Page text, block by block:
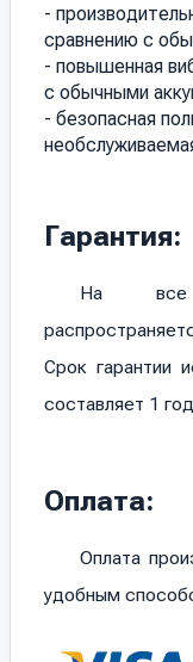
-
сравнению с
- повышенная
с обычными
- безопасная
Гарантия:
На все
Срок гарантии
составляет 1
Оплата:
Оплата
удобным